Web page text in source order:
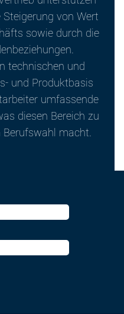
von Wert
sowie durch die
technischen und
und Produktbasis
umfassende
diesen Bereich zu
Berufswahl macht.